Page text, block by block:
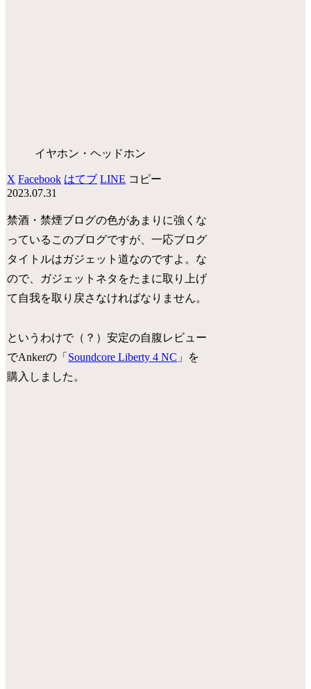
イヤホン・ヘッドホン
X Facebook はてブ LINE コピー
2023.07.31
禁酒・禁煙ブログの色があまりに強くな
っているこのブログですが、一応ブログ
タイトルはガジェット道なのですよ。な
ので、ガジェットネタをたまに取り上げ
て自我を取り戻さなければなりません。
というわけで（？）安定の自腹レビュー
でAnkerの「 Soundcore Liberty 4 NC 」を
購入しました。